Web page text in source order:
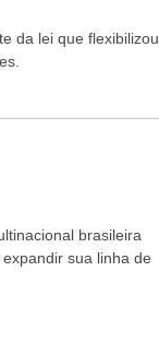
da lei que flexibilizou
brasileira
sua linha de